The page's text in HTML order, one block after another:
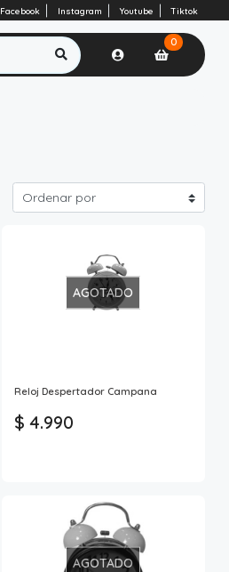
Facebook Instagram Youtube Tiktok
0
AGOTADO
Reloj Despertador Campana
$ 4.990
AGOTADO